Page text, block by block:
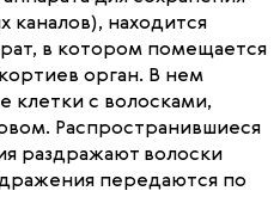
каналов), находится
в котором помещается
орган. В нем
клетки с волосками,
Распространившиеся
раздражают волоски
передаются по